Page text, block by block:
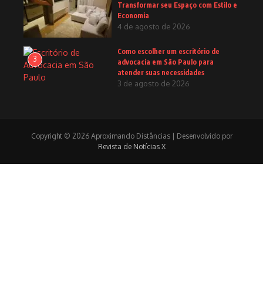
Transformar seu Espaço com Estilo e
Economia
4 de agosto de 2026
3
Como escolher um escritório de
advocacia em São Paulo para
atender suas necessidades
3 de agosto de 2026
Copyright © 2026 Aproximando Distâncias | Desenvolvido por
Revista de Notícias X